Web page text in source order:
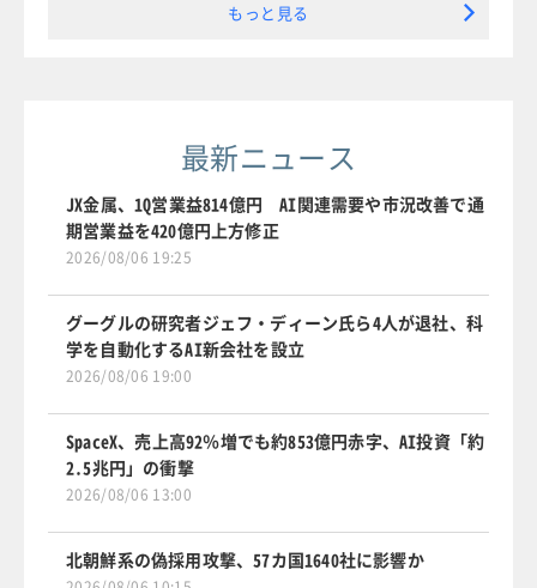
もっと見る
最新ニュース
JX金属、1Q営業益814億円 AI関連需要や市況改善で通
期営業益を420億円上方修正
2026/08/06 19:25
グーグルの研究者ジェフ・ディーン氏ら4人が退社、科
学を自動化するAI新会社を設立
2026/08/06 19:00
SpaceX、売上高92％増でも約853億円赤字、AI投資「約
2.5兆円」の衝撃
2026/08/06 13:00
北朝鮮系の偽採用攻撃、57カ国1640社に影響か